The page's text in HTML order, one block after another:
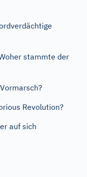
stammte der
Revolution?
auf sich